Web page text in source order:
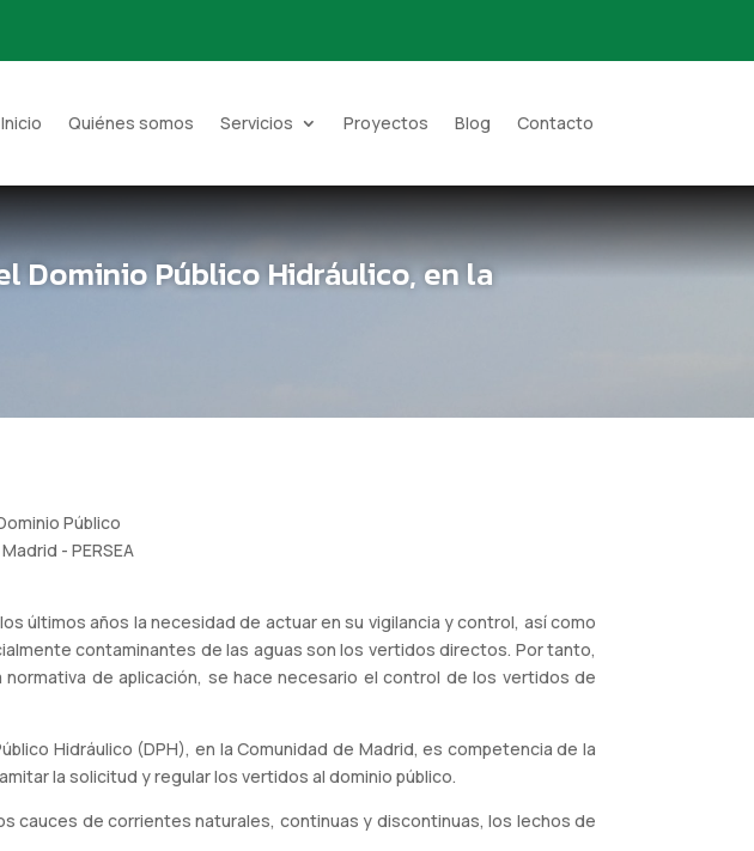
Inicio Quiénes somos Servicios Proyectos Blog Contacto
Dominio Público Hidráulico, en la
últimos años la necesidad de actuar en su vigilancia y control, así como
contaminantes de las aguas son los vertidos directos. Por tanto,
de aplicación, se hace necesario el control de los vertidos de
Hidráulico (DPH), en la Comunidad de Madrid, es competencia de la
la solicitud y regular los vertidos al dominio público.
cauces de corrientes naturales, continuas y discontinuas, los lechos de